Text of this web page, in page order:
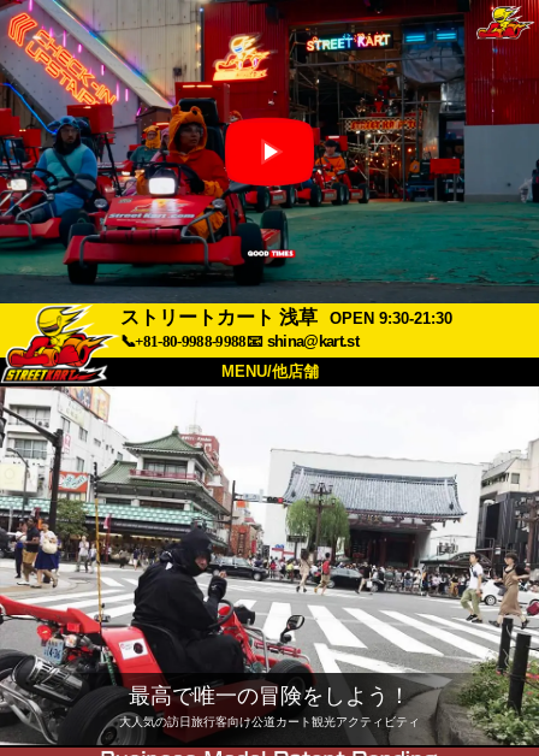
ストリートカート 浅草
OPEN 9:30-21:30
📞+81-80-9988-9988📧 shina@kart.st
MENU/他店舗
概要 価格
アクセス 評価 FAQ
会社 予約
他店舗
東京 品川 東京 秋葉原 #1
東京 秋葉原 #2 東京 渋谷
東京 渋谷アネックス 東京ベイ
東京 浅草 大阪
最高で唯一の冒険をしよう！
大人気の訪日旅行客向け公道カート観光アクティビティ